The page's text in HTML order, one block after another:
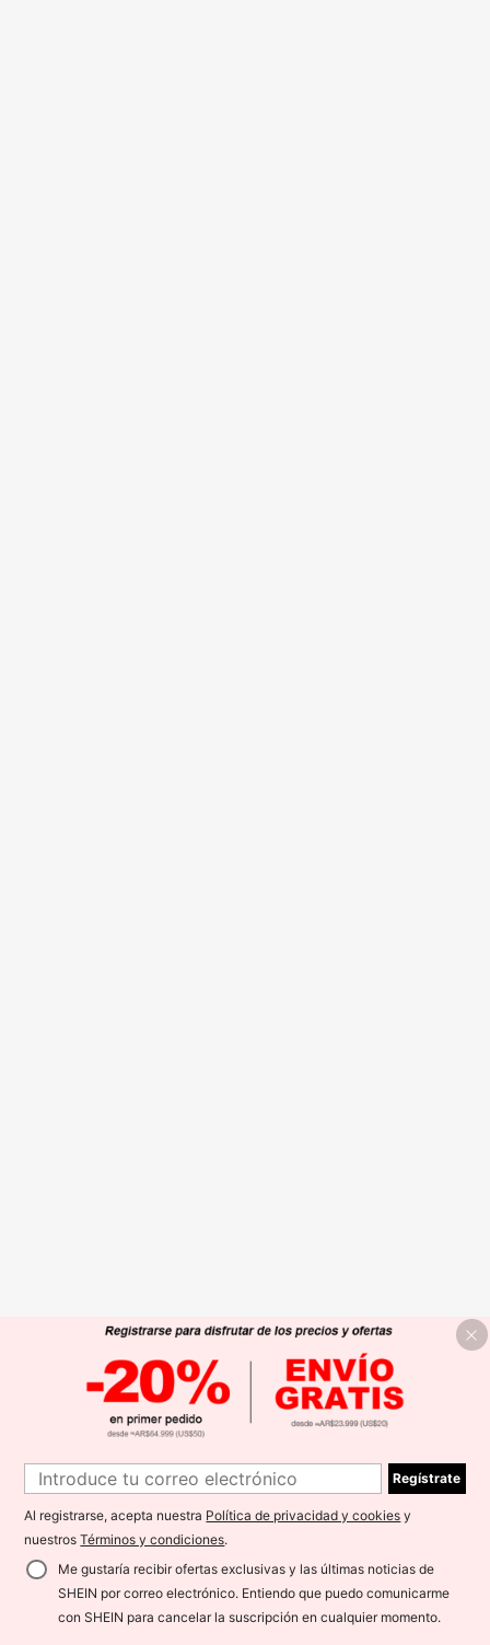
Regístrate
Al registrarse, acepta nuestra Política de privacidad y cookies y
nuestrosTérminos y condiciones.
Me gustaría recibir ofertas exclusivas y las últimas noticias de
SHEIN por correo electrónico. Entiendo que puedo comunicarme
con SHEIN para cancelar la suscripción en cualquier momento.